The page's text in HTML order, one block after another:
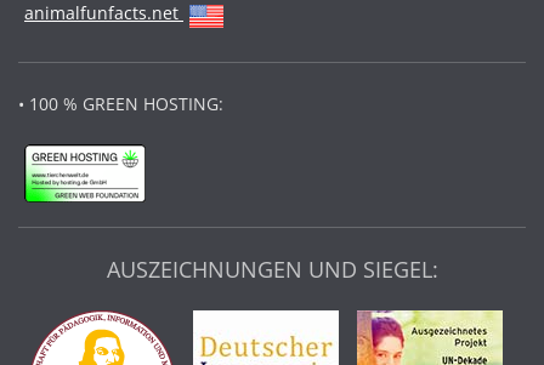
animalfunfacts.net
• 100 % GREEN HOSTING:
AUSZEICHNUNGEN UND SIEGEL: